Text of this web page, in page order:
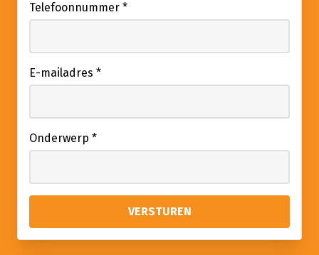
Telefoonnummer *
E-mailadres *
Onderwerp *